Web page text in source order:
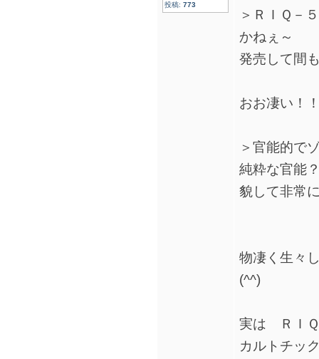
投稿: 773
＞ＲＩＱ－
かねぇ～
発売して間
おお凄い！
＞官能的で
純粋な官能
貌して非常
物凄く生々
(^^)
実は ＲＩＱ
カルトチッ